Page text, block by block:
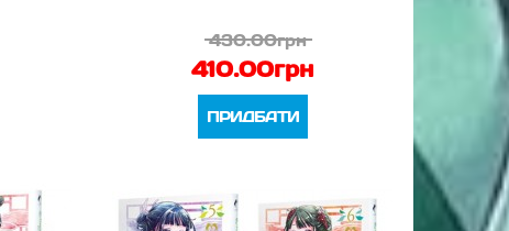
430.00грн
410.00грн
ПРИДБАТИ